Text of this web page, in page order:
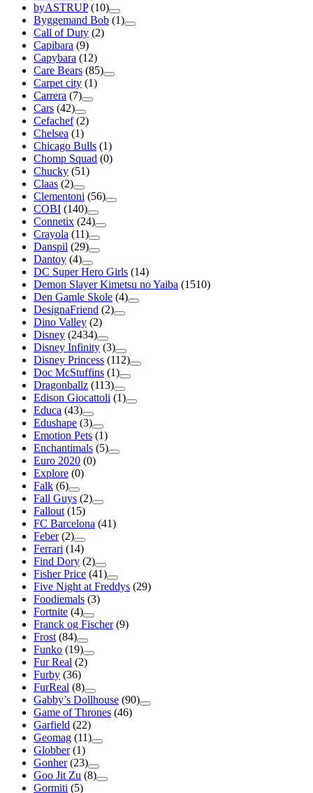
byASTRUP (10)
Byggemand Bob (1)
Call of Duty (2)
Capibara (9)
Capybara (12)
Care Bears (85)
Carpet city (1)
Carrera (7)
Cars (42)
Cefachef (2)
Chelsea (1)
Chicago Bulls (1)
Chomp Squad (0)
Chucky (51)
Claas (2)
Clementoni (56)
COBI (140)
Connetix (24)
Crayola (11)
Danspil (29)
Dantoy (4)
DC Super Hero Girls (14)
Demon Slayer Kimetsu no Yaiba (1510)
Den Gamle Skole (4)
DesignaFriend (2)
Dino Valley (2)
Disney (2434)
Disney Infinity (3)
Disney Princess (112)
Doc McStuffins (1)
Dragonballz (113)
Edison Giocattoli (1)
Educa (43)
Edushape (3)
Emotion Pets (1)
Enchantimals (5)
Euro 2020 (0)
Explore (0)
Falk (6)
Fall Guys (2)
Fallout (15)
FC Barcelona (41)
Feber (2)
Ferrari (14)
Find Dory (2)
Fisher Price (41)
Five Night at Freddys (29)
Foodiemals (3)
Fortnite (4)
Franck og Fischer (9)
Frost (84)
Funko (19)
Fur Real (2)
Furby (36)
FurReal (8)
Gabby’s Dollhouse (90)
Game of Thrones (46)
Garfield (22)
Geomag (11)
Globber (1)
Gonher (23)
Goo Jit Zu (8)
Gormiti (5)